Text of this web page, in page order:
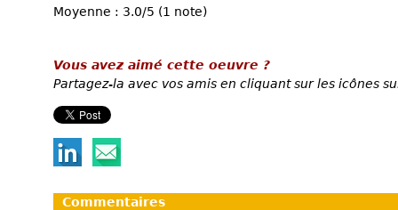
Moyenne : 3.0/5 (1 note)
Vous avez aimé cette oeuvre ?
Partagez-la avec vos amis en cliquant sur les icônes
Commentaires